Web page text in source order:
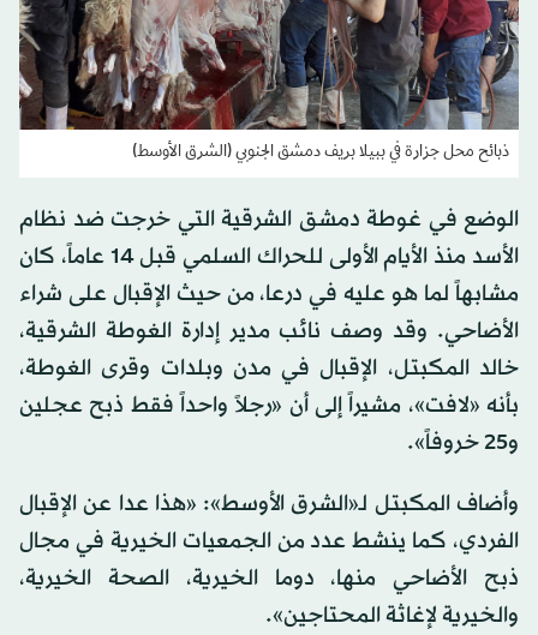
ذبائح محل جزارة في ببيلا بريف دمشق الجنوبي (الشرق الأوسط)
الوضع في غوطة دمشق الشرقية التي خرجت ضد نظام
الأسد منذ الأيام الأولى للحراك السلمي قبل 14 عاماً، كان
مشابهاً لما هو عليه في درعا، من حيث الإقبال على شراء
الأضاحي. وقد وصف نائب مدير إدارة الغوطة الشرقية،
خالد المكبتل، الإقبال في مدن وبلدات وقرى الغوطة،
بأنه «لافت»، مشيراً إلى أن «رجلاً واحداً فقط ذبح عجلين
و25 خروفاً».
وأضاف المكبتل لـ«الشرق الأوسط»: «هذا عدا عن الإقبال
الفردي، كما ينشط عدد من الجمعيات الخيرية في مجال
ذبح الأضاحي منها، دوما الخيرية، الصحة الخيرية،
والخيرية لإغاثة المحتاجين».